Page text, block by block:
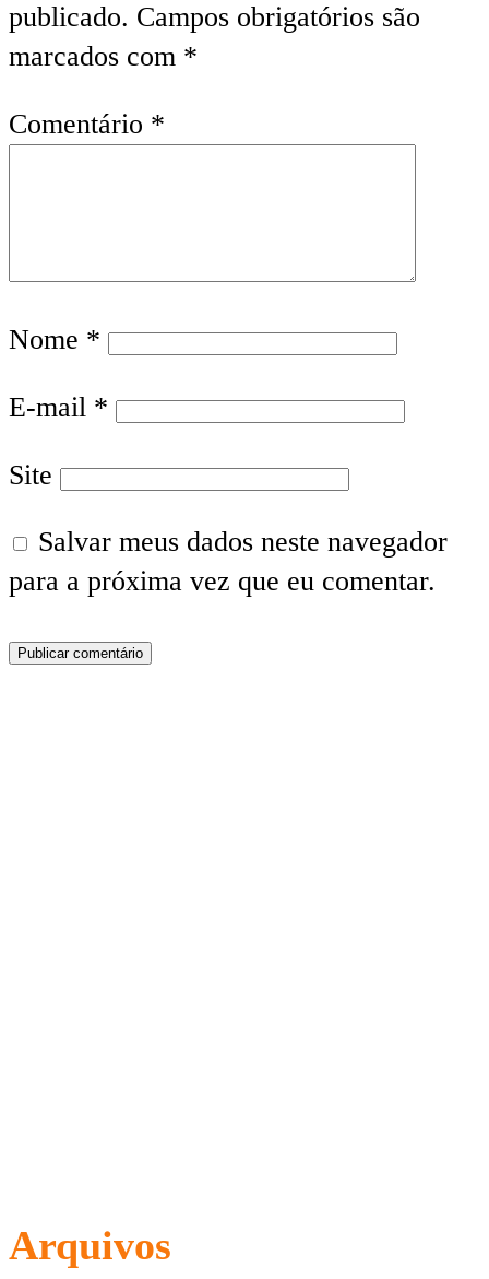
publicado. Campos obrigatórios são
marcados com *
Comentário *
Nome *
E-mail *
Site
Salvar meus dados neste navegador
para a próxima vez que eu comentar.
Arquivos